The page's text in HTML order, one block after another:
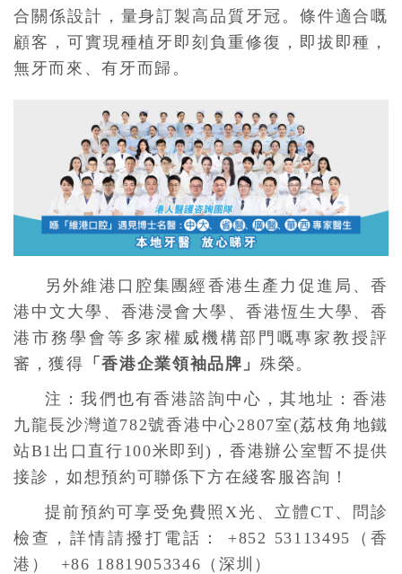
合關係設計，量身訂製高品質牙冠。條件適合嘅
顧客，可實現種植牙即刻負重修復，即拔即種，
無牙而來、有牙而歸。
另外維港口腔集團經香港生產力促進局、香
港中文大學、香港浸會大學、香港恆生大學、香
港市務學會等多家權威機構部門嘅專家教授評
審，獲得 「香港企業領袖品牌」殊榮。
注：我們也有香港諮詢中心，其地址：香港
九龍長沙灣道782號香港中心2807室(荔枝角地鐵
站B1出口直行100米即到)，香港辦公室暫不提供
接診，如想預約可聯係下方在綫客服咨詢！
提前預約可享受免費照X光、立體CT、問診
檢查，詳情請撥打電話： +852 53113495（香
港） +86 18819053346（深圳）